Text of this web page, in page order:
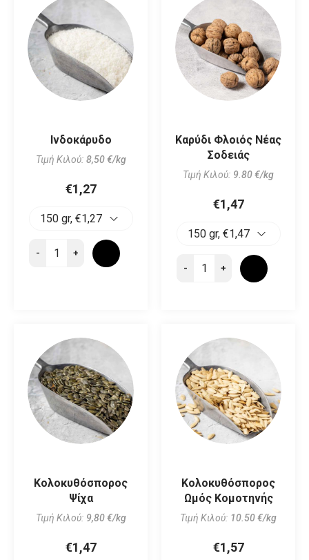
Ινδοκάρυδο
Τιμή Κιλού: 8,50 €/kg
€1,27
+
-
Καρύδι Φλοιός Νέας
Σοδειάς
Τιμή Κιλού: 9.80 €/kg
€1,47
+
-
Κολοκυθόσπορος
Ψίχα
Τιμή Κιλού: 9,80 €/kg
€1,47
Κολοκυθόσπορος
Ωμός Κομοτηνής
Τιμή Κιλού: 10.50 €/kg
€1,57